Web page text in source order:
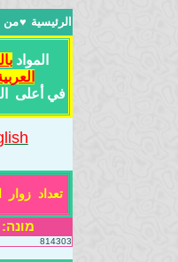
الرئيسية ♥من
المواد
في أعلى
تعداد زوار
מונה:
814303